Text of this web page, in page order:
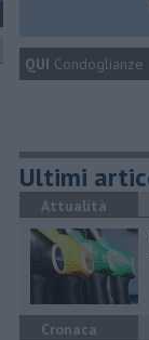
QUI Condoglianze
Ultimi
Attualità
Cronaca